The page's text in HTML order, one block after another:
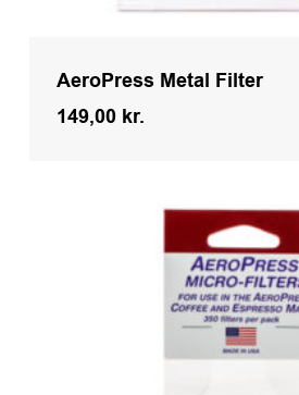
AeroPress Metal Filter
149,00 kr.